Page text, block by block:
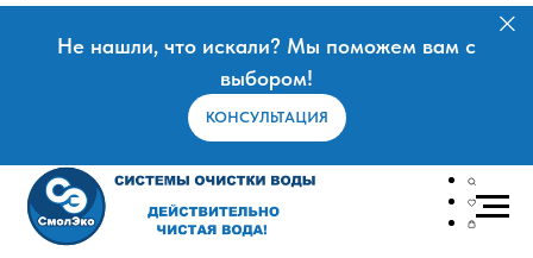
Не нашли, что искали? Мы поможем вам с
выбором!
КОНСУЛЬТАЦИЯ